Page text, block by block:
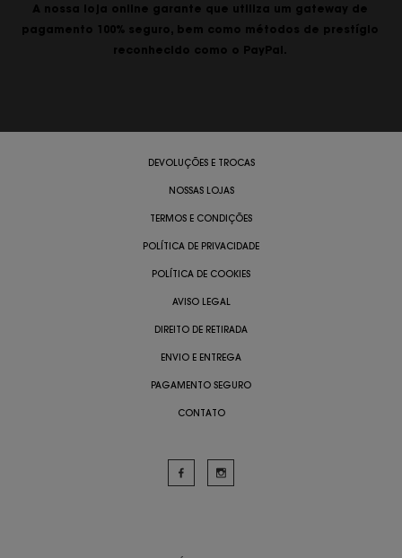
A nossa loja online garante que utiliza um gateway de
pagamento 100% seguro, bem como métodos de prestígio
reconhecido como o PayPal.
DEVOLUÇÕES E TROCAS
NOSSAS LOJAS
TERMOS E CONDIÇÕES
POLÍTICA DE PRIVACIDADE
POLÍTICA DE COOKIES
AVISO LEGAL
DIREITO DE RETIRADA
ENVIO E ENTREGA
PAGAMENTO SEGURO
CONTATO